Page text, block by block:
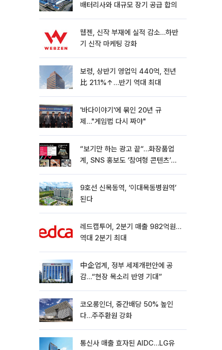
배터리사와 대규모 장기 공급 합의
웹젠, 신작 부재에 실적 감소…하반
기 신작 마케팅 강화
보령, 상반기 영업익 440억, 전년
比 21.1%↑…반기 역대 최대
'바다이야기'에 묶인 20년 규
제…"게임법 다시 짜야"
“보기만 하는 광고 끝“…화장품업
계, SNS 홍보도 ‘참여형 콘텐츠’로
9호선 신목동역, ‘이대목동병원역’
된다
레드캡투어, 2분기 매출 982억원…
역대 2분기 최대
中企업계, 정부 세제개편안에 공
감…“현장 목소리 반영 기대”
코오롱인더, 중간배당 50% 높인
다…주주환원 강화
통신사 매출 효자된 AIDC…LG유